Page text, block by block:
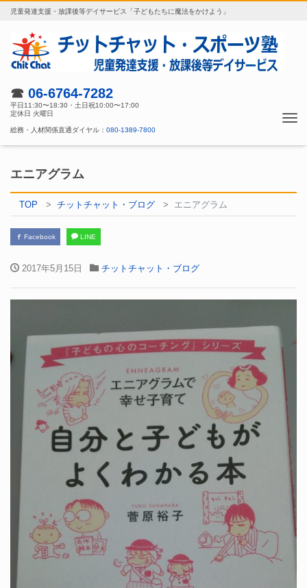
児童発達支援・放課後等デイサービス「子どもたちに魔法をかけよう」
☎ 06-6764-7282
平日11:30〜18:30・土日祝10:00〜17:00
定休日 火曜日
総務・人材関係直通ダイヤル： 080-1389-7800
エニアグラム
TOP チットチャット・ブログ エニアグラム
Facebook LINE
2017年5月15日 チットチャット・ブログ